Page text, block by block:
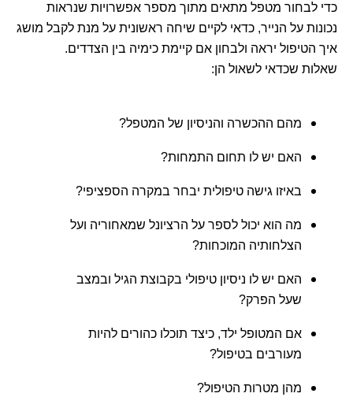
כדי לבחור מטפל מתאים מתוך מספר אפשרויות שנראות
נכונות על הנייר, כדאי לקיים שיחה ראשונית על מנת לקבל מושג
איך הטיפול יראה ולבחון אם קיימת כימיה בין הצדדים.
שאלות שכדאי לשאול הן:
מהם ההכשרה והניסיון של המטפל?
האם יש לו תחום התמחות?
באיזו גישה טיפולית יבחר במקרה הספציפי?
מה הוא יכול לספר על הרציונל שמאחוריה ועל
הצלחותיה המוכחות?
האם יש לו ניסיון טיפולי בקבוצת הגיל ובמצב
שעל הפרק?
אם המטופל ילד, כיצד תוכלו כהורים להיות
מעורבים בטיפול?
מהן מטרות הטיפול?